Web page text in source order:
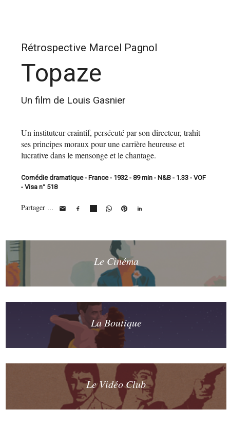
Rétrospective Marcel Pagnol
Topaze
Un film de Louis Gasnier
Un instituteur craintif, persécuté par son directeur, trahit
ses principes moraux pour une carrière heureuse et
lucrative dans le mensonge et le chantage.
Comédie dramatique - France - 1932 - 89 min - N&B - 1.33 - VOF
- Visa n° 518
Partager ...
Le Cinéma
La Boutique
Le Vidéo Club